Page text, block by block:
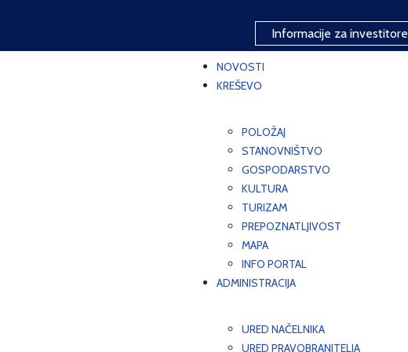
Informacije za investitore
NOVOSTI
KREŠEVO
POLOŽAJ
STANOVNIŠTVO
GOSPODARSTVO
KULTURA
TURIZAM
PREPOZNATLJIVOST
MAPA
INFO PORTAL
ADMINISTRACIJA
URED NAČELNIKA
URED PRAVOBRANITELJA